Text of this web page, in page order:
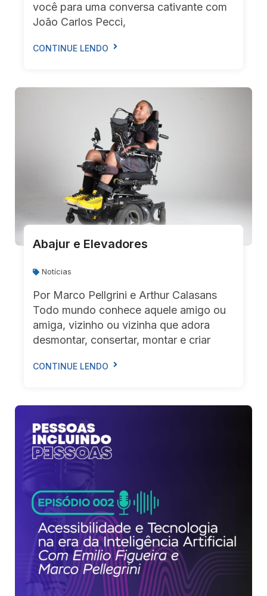
você para uma conversa cativante com
João Carlos Pecci,
CONTINUE LENDO
Abajur e Elevadores
Notícias
Por Marco Pellgrini e Arthur Calasans
Todo mundo conhece aquele amigo ou
amiga, vizinho ou vizinha que adora
desmontar, consertar, montar e criar
CONTINUE LENDO